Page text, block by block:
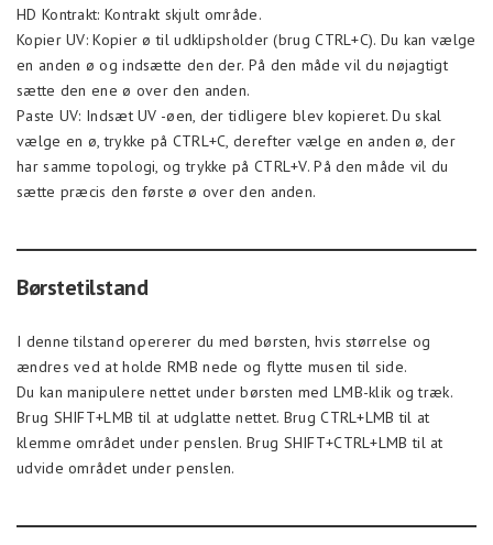
HD Kontrakt: Kontrakt skjult område.
Kopier UV: Kopier ø til udklipsholder (brug CTRL+C). Du kan vælge
en anden ø og indsætte den der. På den måde vil du nøjagtigt
sætte den ene ø over den anden.
Paste UV: Indsæt UV -øen, der tidligere blev kopieret. Du skal
vælge en ø, trykke på CTRL+C, derefter vælge en anden ø, der
har samme topologi, og trykke på CTRL+V. På den måde vil du
sætte præcis den første ø over den anden.
Børstetilstand
I denne tilstand opererer du med børsten, hvis størrelse og
ændres ved at holde RMB nede og flytte musen til side.
Du kan manipulere nettet under børsten med LMB-klik og træk.
Brug SHIFT+LMB til at udglatte nettet. Brug CTRL+LMB til at
klemme området under penslen. Brug SHIFT+CTRL+LMB til at
udvide området under penslen.